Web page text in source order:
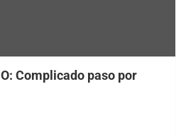
Complicado paso por